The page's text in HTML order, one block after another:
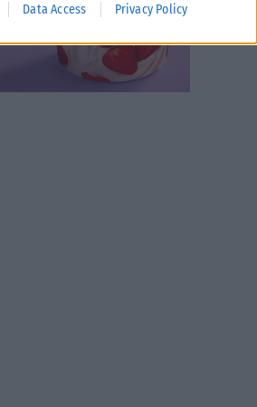
Data Access Privacy Policy